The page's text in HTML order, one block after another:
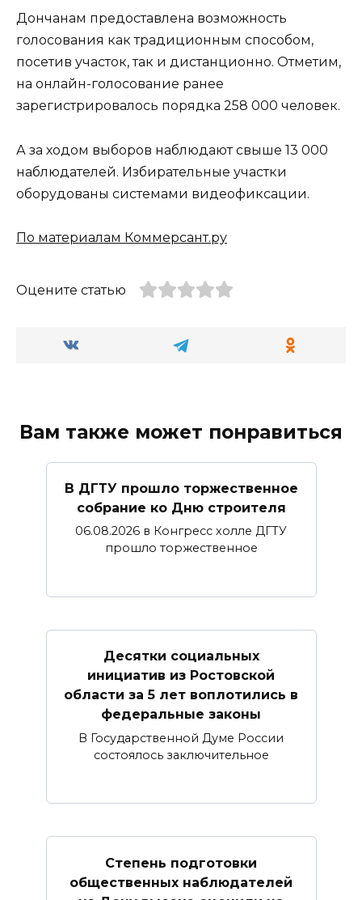
Дончанам предоставлена возможность
голосования как традиционным способом,
посетив участок, так и дистанционно. Отметим,
на онлайн-голосование ранее
зарегистрировалось порядка 258 000 человек.
А за ходом выборов наблюдают свыше 13 000
наблюдателей. Избирательные участки
оборудованы системами видеофиксации.
По материалам Коммерсант.ру
Оцените статью
Вам также может понравиться
В ДГТУ прошло торжественное
собрание ко Дню строителя
06.08.2026 в Конгресс холле ДГТУ
прошло торжественное
Десятки социальных
инициатив из Ростовской
области за 5 лет воплотились в
федеральные законы
В Государственной Думе России
состоялось заключительное
Степень подготовки
общественных наблюдателей